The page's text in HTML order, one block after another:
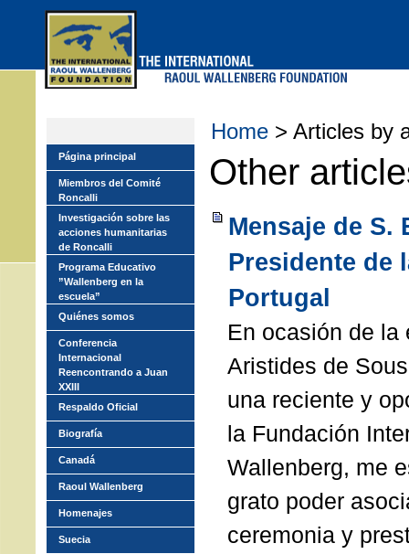
Home > Articles by
Other
Mensaje de S.
Presidente de
Portugal
En ocasión de la
Aristides de
una reciente y
la Fundación
Wallenberg, me
grato poder
ceremonia y
Página principal
Miembros del Comité
Roncalli
Investigación sobre las
acciones humanitarias
de Roncalli
Programa Educativo
”Wallenberg en la
escuela”
Quiénes somos
Conferencia
Internacional
Reencontrando a Juan
XXIII
Respaldo Oficial
Biografía
Canadá
Raoul Wallenberg
Homenajes
Suecia